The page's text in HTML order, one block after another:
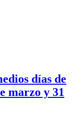
días de
marzo y 31